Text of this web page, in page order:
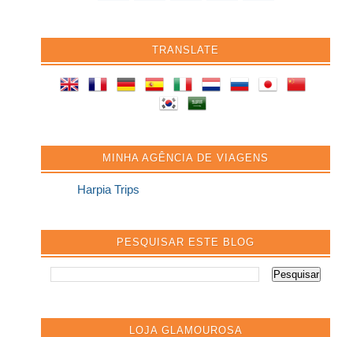
TRANSLATE
MINHA AGÊNCIA DE VIAGENS
Harpia Trips
PESQUISAR ESTE BLOG
LOJA GLAMOUROSA